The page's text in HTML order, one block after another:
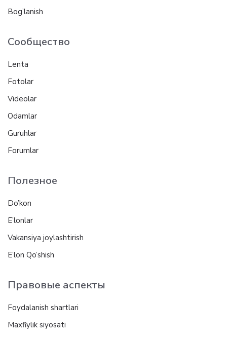
Bog’lanish
Сообщество
Lenta
Fotolar
Videolar
Odamlar
Guruhlar
Forumlar
Полезное
Do’kon
E’lonlar
Vakansiya joylashtirish
E’lon Qo’shish
Правовые аспекты
Foydalanish shartlari
Maxfiylik siyosati